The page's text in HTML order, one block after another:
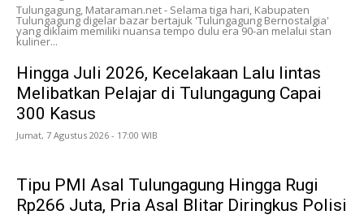
Tulungagung, Mataraman.net - Selama tiga hari, Kabupaten
Tulungagung digelar bazar bertajuk 'Tulungagung Bernostalgia'
yang diklaim memiliki nuansa tempo dulu era 90-an melalui stan
kuliner...
Hingga Juli 2026, Kecelakaan Lalu lintas
Melibatkan Pelajar di Tulungagung Capai
300 Kasus
Jumat, 7 Agustus 2026 - 17:00 WIB
Tipu PMI Asal Tulungagung Hingga Rugi
Rp266 Juta, Pria Asal Blitar Diringkus Polisi